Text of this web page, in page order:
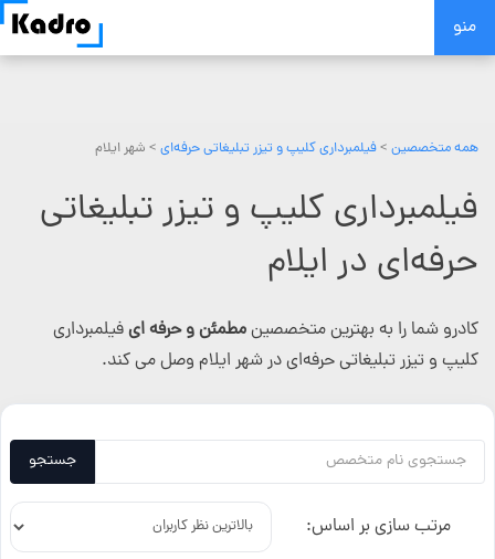
Skip
منو
همه متخصصین >فیلمبرداری کلیپ و تیزر تبلیغاتی حرفه‌ای > شهر ایلام
فیلمبرداری کلیپ و تیزر تبلیغاتی
حرفه‌ای در ایلام
کادرو شما را به بهترین متخصصینمطمئن و حرفه ایفیلمبرداری
کلیپ و تیزر تبلیغاتی حرفه‌ای در شهر ایلام وصل می کند.
جستجو
مرتب سازی بر اساس: